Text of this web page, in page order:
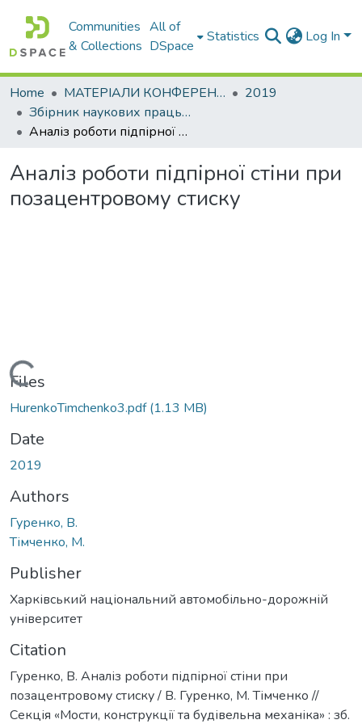
Communities
& Collections
All of
DSpace
Statistics Log In
Home МАТЕРІАЛИ КОНФЕРЕНЦІЙ
2019
Збірник наукових праць 81-ї міжнародної студентської наукової конференції. Секція : Мости, конструкції та будівельна механіка
Аналіз роботи підпірної стіни при позацентровому стиску
Аналіз роботи підпірної стіни при
позацентровому стиску
Loading...
Files
HurenkoTimchenko3.pdf(1.13 MB)
Date
2019
Authors
Гуренко, В.
Тімченко, М.
Publisher
Харківський національний автомобільно-дорожній
університет
Citation
Гуренко, В. Аналіз роботи підпірної стіни при
позацентровому стиску / В. Гуренко, М. Тімченко //
Секція «Мости, конструкції та будівельна механіка» : зб.